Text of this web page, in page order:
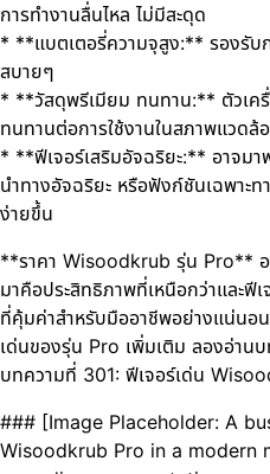
การทำงานลื่นไหล ไม่มีสะดุด
* **แบตเตอรี่ความจุสูง:** รองรับ
สบายๆ
* **วัสดุพรีเมียม ทนทาน:** ตัวเค
ทนทานต่อการใช้งานในสภาพแวดล้
* **ฟีเจอร์เสริมอัจฉริยะ:** อาจม
นำทางอัจฉริยะ หรือฟังก์ชันเฉพาะ
ง่ายขึ้น
**ราคา Wisoodkrub รุ่น Pro**
มาคือประสิทธิภาพที่เหนือกว่าและ
ที่คุ้มค่าสำหรับมืออาชีพอย่างแน่นอ
เด่นของรุ่น Pro เพิ่มเติม ลองอ่าน
บทความที่ 301: ฟีเจอร์เด่น
### [Image Placeholder: A
Wisoodkrub Pro in a modern